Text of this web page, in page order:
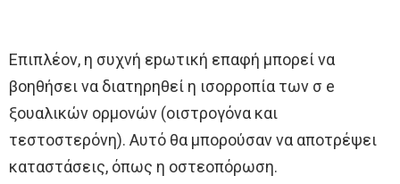
Επιπλέον, η συχνή εpωτική επαφή μπορεί να
βοηθήσει να διατηρηθεί η ισορροπία των σ e
ξουαλικών ορμονών (οιστρογόνα και
τεστοστερόνη). Αυτό θα μπορούσαν να αποτρέψει
καταστάσεις, όπως η οστεοπόρωση.